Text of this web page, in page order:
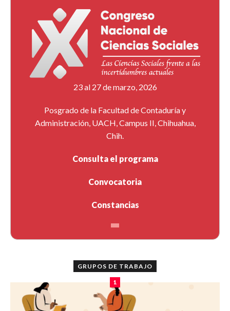
23 al 27 de marzo, 2026
Posgrado de la Facultad de Contaduría y
Administración, UACH, Campus II, Chihuahua,
Chih.
Consulta el programa
Convocatoria
Constancias
GRUPOS DE TRABAJO
1